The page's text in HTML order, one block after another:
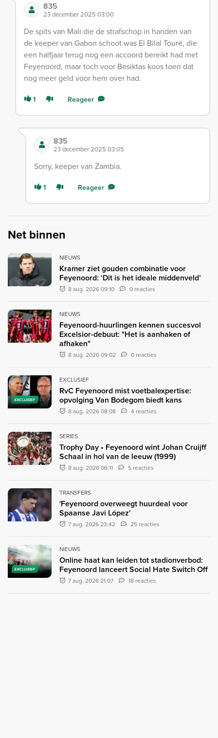
835
23 december 2025 03:00
De spits van Mali die de strafschop in handen van
de keeper van Gabon schoot was El Bilal Touré, die
een halfjaar terug nog een accoord bereikt had met
Feyenoord, maar toch voor Besiktas koos toen dat
nog meer geld voor hem over had.
1 Reageer
835
23 december 2025 03:05
Sorry, keeper van Zambia.
1 Reageer
Net binnen
NIEUWS
Kramer ziet gouden combinatie voor
Feyenoord: ‘Dit is het ideale middenveld’
8 aug. 2026 09:10 0 reacties
NIEUWS
Feyenoord-huurlingen kennen succesvol
Excelsior-debuut: "Het is aanhaken of
afhaken"
8 aug. 2026 09:02 0 reacties
EXCLUSIEF
EXCLUSIEF
RvC Feyenoord mist voetbalexpertise:
opvolging Van Bodegom biedt kans
8 aug. 2026 08:08 4 reacties
SERIES
Trophy Day • Feyenoord wint Johan Cruijff
Schaal in hol van de leeuw (1999)
8 aug. 2026 06:11 5 reacties
TRANSFERS
'Feyenoord overweegt huurdeal voor
Spaanse Javi López'
7 aug. 2026 23:42 25 reacties
EXCLUSIEF
NIEUWS
Online haat kan leiden tot stadionverbod:
Feyenoord lanceert Social Hate Switch Off
7 aug. 2026 21:07 18 reacties